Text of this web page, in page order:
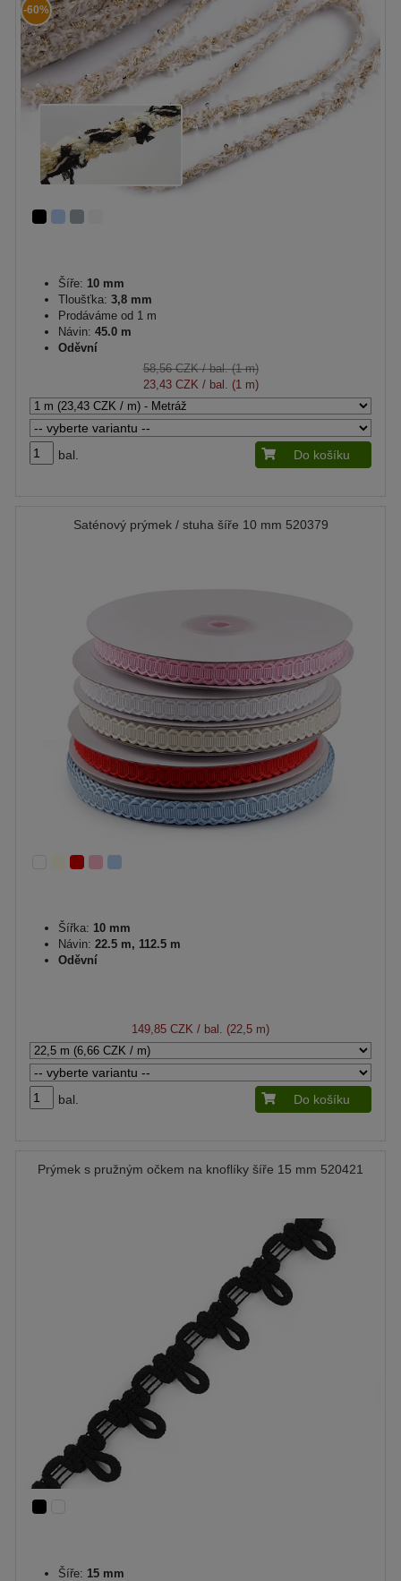
-60%
Šíře: 10 mm
Tloušťka: 3,8 mm
Prodáváme od 1 m
Návin: 45.0 m
Oděvní
58,56 CZK/ bal. (1 m)
23,43 CZK / bal. (1 m)
bal. Do košíku
Saténový prýmek / stuha šíře 10 mm 520379
Šířka: 10 mm
Návin: 22.5 m, 112.5 m
Oděvní
149,85 CZK / bal. (22,5 m)
bal. Do košíku
Prýmek s pružným očkem na knoflíky šíře 15 mm 520421
Šíře: 15 mm